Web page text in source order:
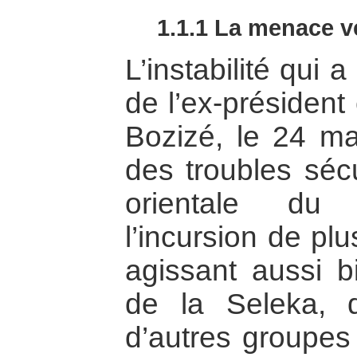
1.1.1 La menace
L’instabilité qui
de l’ex-
Bozizé, le 24
des troubles
orientale du
l’incursion de
agissant aussi
de la Seleka,
d’autres